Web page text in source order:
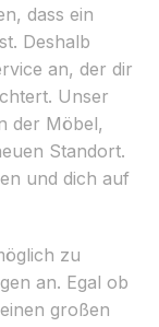
dass ein
Deshalb
an, der dir
Unser
der Möbel,
Standort.
und dich auf
zu
an. Egal ob
großen